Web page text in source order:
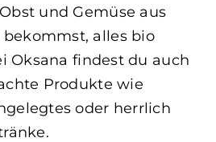
und Gemüse aus
alles bio
Oksana findest du auch
Produkte wie
oder herrlich